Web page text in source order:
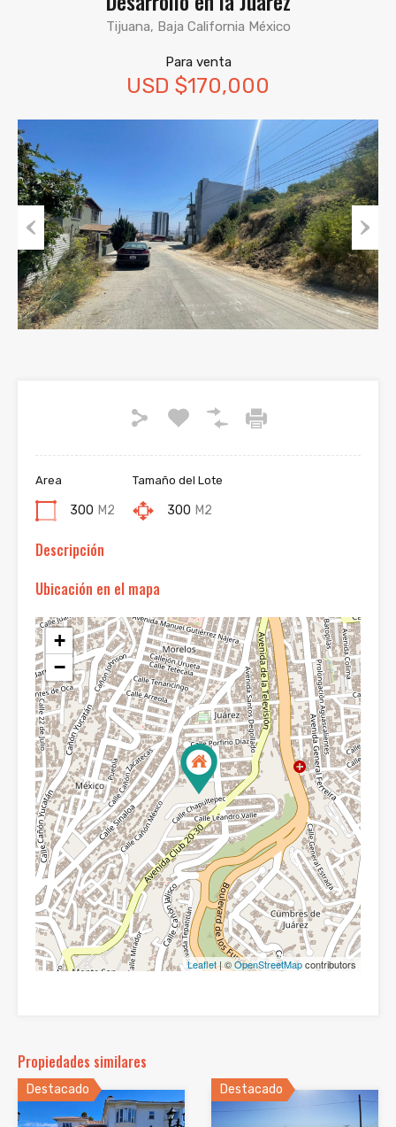
Tijuana, Baja California México
Para venta
USD $170,000
Previous Next
Area
300 M2
Tamaño del Lote
300 M2
Descripción
Ubicación en el mapa
+
−
Leaflet| ©OpenStreetMapcontributors
Propiedades similares
Destacado Destacado